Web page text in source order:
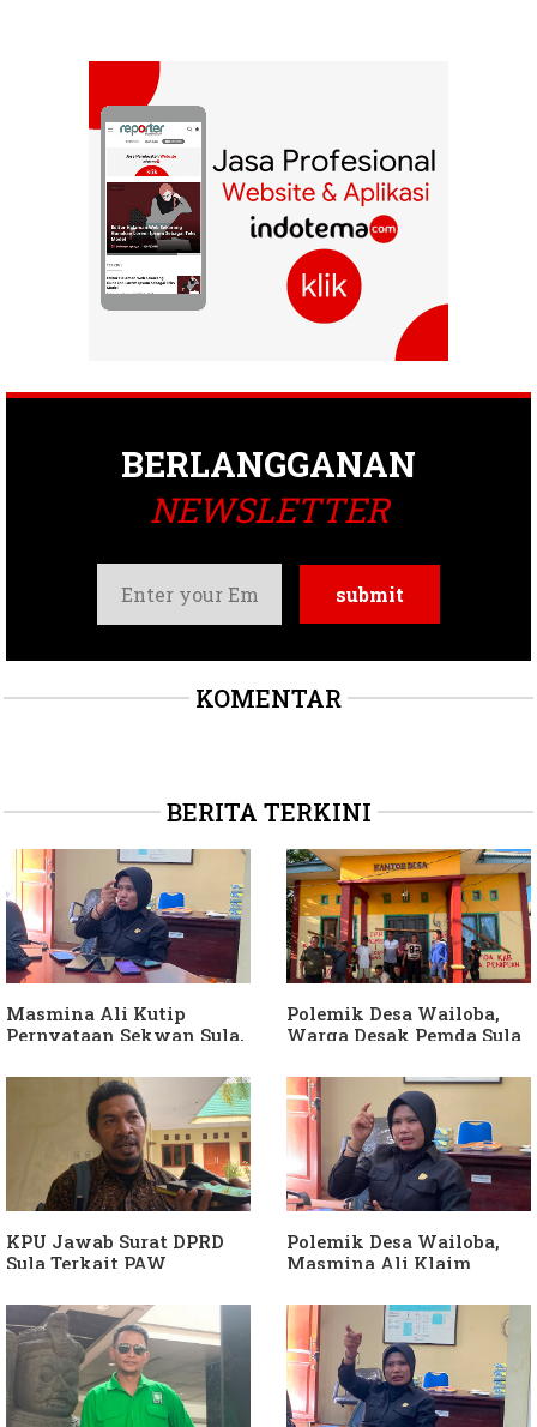
BERLANGGANAN
NEWSLETTER
KOMENTAR
BERITA TERKINI
Masmina Ali Kutip
Pernyataan Sekwan Sula,
Diduga Jadikan
Keponakan "ATM
Berjalan"
Polemik Desa Wailoba,
Warga Desak Pemda Sula
APH Usut Dugaan
Penyimpangan Dana Desa
KPU Jawab Surat DPRD
Sula Terkait PAW
Hanura
Polemik Desa Wailoba,
Masmina Ali Klaim
Keterlibatan Ketua PKB
Sula